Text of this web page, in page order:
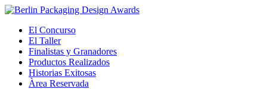
El Concurso
El Taller
Finalistas y Granadores
Productos Realizados
Historias Exitosas
Àrea Reservada